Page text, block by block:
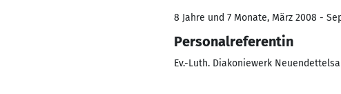
8 Jahre und 7 Monate, März 2008 -
Personalreferentin
Ev.-Luth. Diakoniewerk